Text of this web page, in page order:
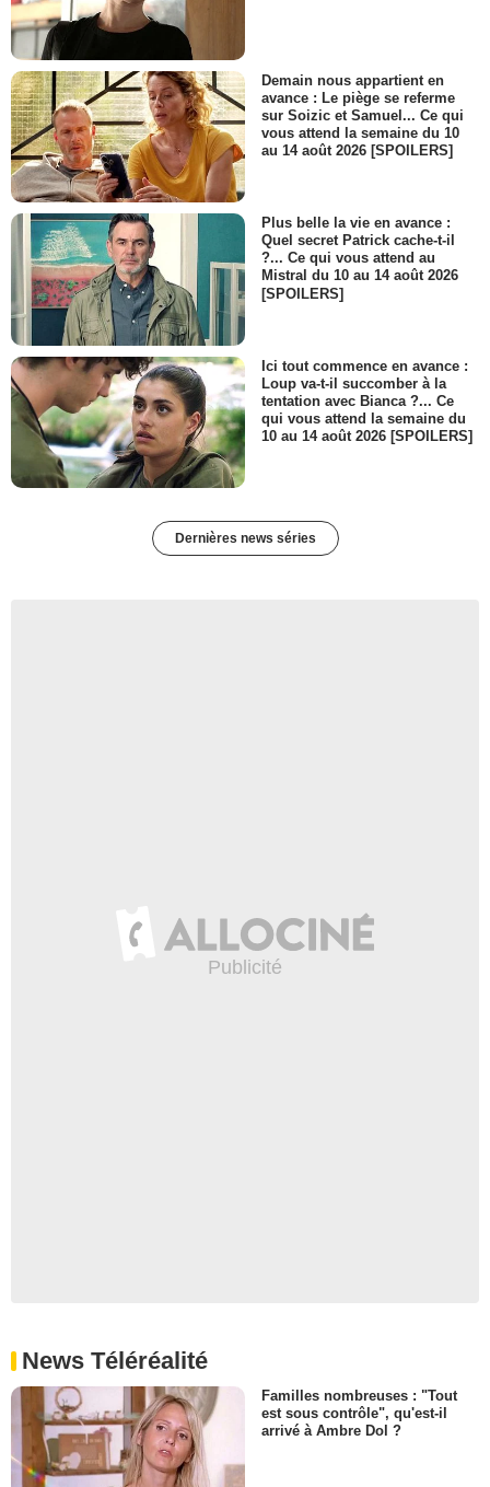
Demain nous appartient en
avance : Le piège se referme
sur Soizic et Samuel... Ce qui
vous attend la semaine du 10
au 14 août 2026 [SPOILERS]
Plus belle la vie en avance :
Quel secret Patrick cache-t-il
?... Ce qui vous attend au
Mistral du 10 au 14 août 2026
[SPOILERS]
Ici tout commence en avance :
Loup va-t-il succomber à la
tentation avec Bianca ?... Ce
qui vous attend la semaine du
10 au 14 août 2026 [SPOILERS]
Dernières news séries
News Téléréalité
Familles nombreuses : "Tout
est sous contrôle", qu'est-il
arrivé à Ambre Dol ?